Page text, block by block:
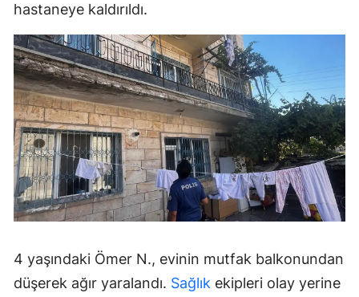
hastaneye kaldırıldı.
4 yaşındaki Ömer N., evinin mutfak balkonundan
düşerek ağır yaralandı. Sağlık ekipleri olay yerine